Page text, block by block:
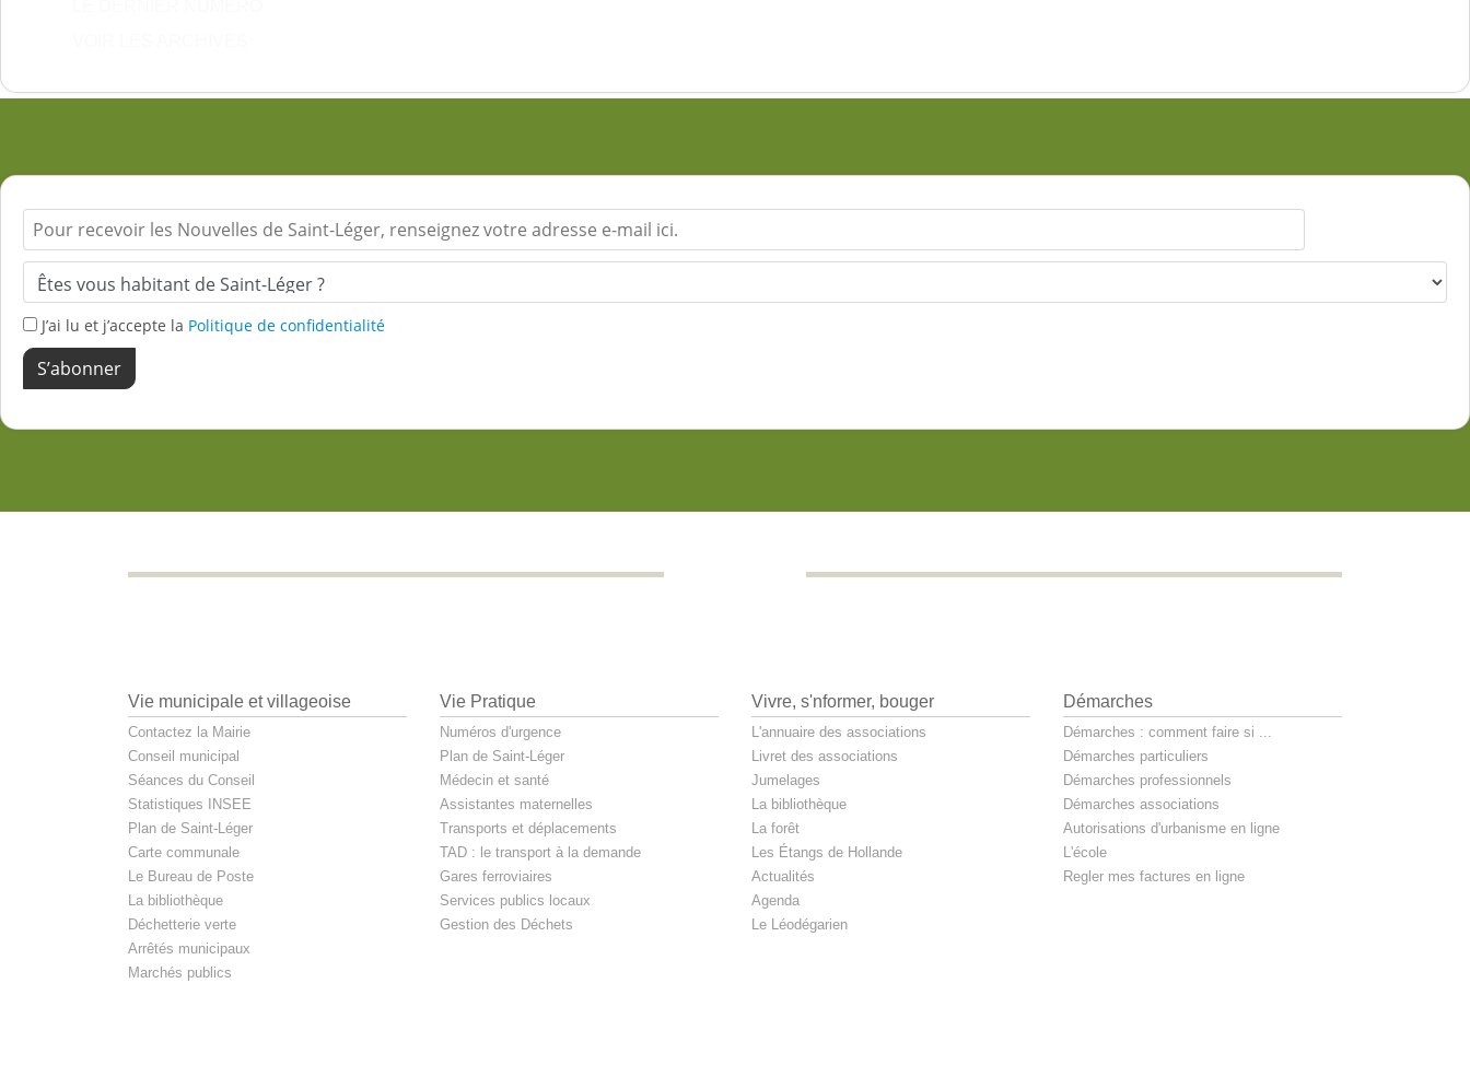
J’ai lu et j’accepte la Politique de confidentialité
S’abonner
Vie municipale et villageoise
Contactez la Mairie
Conseil municipal
Séances du Conseil
Statistiques INSEE
Plan de Saint-Léger
Carte communale
Le Bureau de Poste
La bibliothèque
Déchetterie verte
Arrêtés municipaux
Marchés publics
Vie Pratique
Numéros d'urgence
Plan de Saint-Léger
Médecin et santé
Assistantes maternelles
Transports et déplacements
TAD : le transport à la demande
Gares ferroviaires
Services publics locaux
Gestion des Déchets
Vivre, s'nformer, bouger
L'annuaire des associations
Livret des associations
Jumelages
La bibliothèque
La forêt
Les Étangs de Hollande
Actualités
Agenda
Le Léodégarien
Démarches
Démarches : comment faire si ...
Démarches particuliers
Démarches professionnels
Démarches associations
Autorisations d'urbanisme en ligne
L'école
Regler mes factures en ligne